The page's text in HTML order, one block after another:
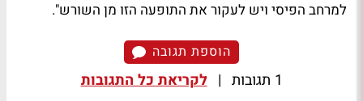
למרחב הפיסי ויש לעקור את התופעה הזו מן השורש".
הוספת תגובה
1 תגובות | לקריאת כל התגובות